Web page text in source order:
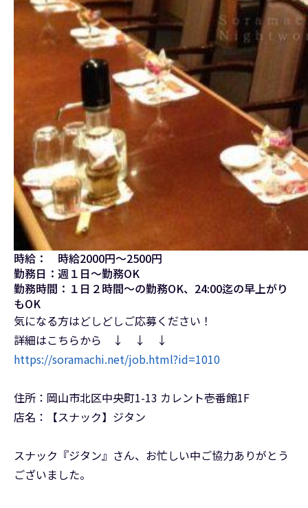
時給： 時給2000円～2500円
勤務日：週１日～勤務OK
勤務時間：１日２時間～の勤務OK、24:00迄の早上がり
もOK
気になる方はどしどしご応募ください！
詳細はこちらから ↓ ↓ ↓
https://soramachi.net/job.html?id=1010
住所：岡山市北区中央町1-13 カレント壱番館1F
店名：【スナック】ジタン
スナック『ジタン』さん、お忙しい中ご協力ありがとう
ございました。